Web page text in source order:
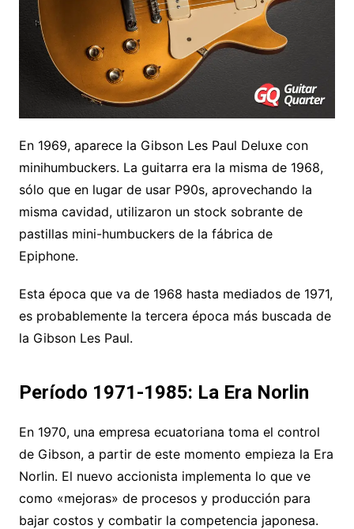
En 1969, aparece la Gibson Les Paul Deluxe con
minihumbuckers. La guitarra era la misma de 1968,
sólo que en lugar de usar P90s, aprovechando la
misma cavidad, utilizaron un stock sobrante de
pastillas mini-humbuckers de la fábrica de
Epiphone.
Esta época que va de 1968 hasta mediados de 1971,
es probablemente la tercera época más buscada de
la Gibson Les Paul.
Período 1971-1985: La Era Norlin
En 1970, una empresa ecuatoriana toma el control
de Gibson, a partir de este momento empieza la Era
Norlin. El nuevo accionista implementa lo que ve
como «mejoras» de procesos y producción para
bajar costos y combatir la competencia japonesa.